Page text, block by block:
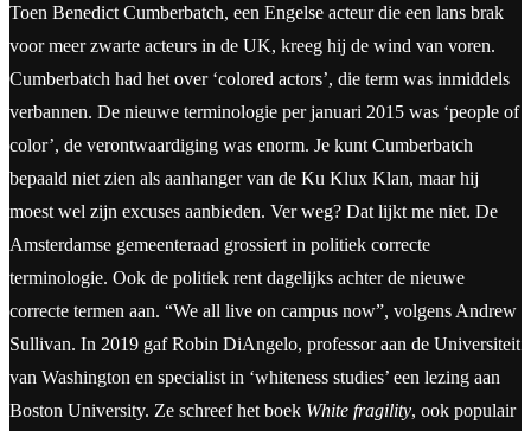
Toen Benedict Cumberbatch, een Engelse acteur die een lans brak
voor meer zwarte acteurs in de UK, kreeg hij de wind van voren.
Cumberbatch had het over ‘colored actors’, die term was inmiddels
verbannen. De nieuwe terminologie per januari 2015 was ‘people of
color’, de verontwaardiging was enorm. Je kunt Cumberbatch
bepaald niet zien als aanhanger van de Ku Klux Klan, maar hij
moest wel zijn excuses aanbieden. Ver weg? Dat lijkt me niet. De
Amsterdamse gemeenteraad grossiert in politiek correcte
terminologie. Ook de politiek rent dagelijks achter de nieuwe
correcte termen aan. “We all live on campus now”, volgens Andrew
Sullivan. In 2019 gaf Robin DiAngelo, professor aan de Universiteit
van Washington en specialist in ‘whiteness studies’ een lezing aan
Boston University. Ze schreef het boek White fragility, ook populair